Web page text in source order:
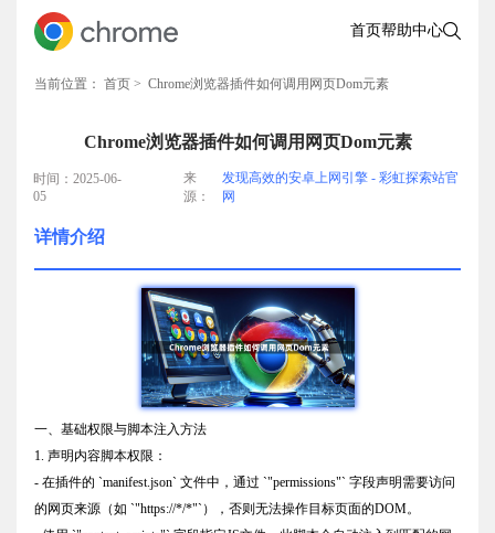
首页帮助中心
当前位置： 首页 > Chrome浏览器插件如何调用网页Dom元素
Chrome浏览器插件如何调用网页Dom元素
时间：2025-06-
05
来
源：
发现高效的安卓上网引擎 - 彩虹探索站官
网
详情介绍
一、基础权限与脚本注入方法
1. 声明内容脚本权限：
- 在插件的 `manifest.json` 文件中，通过 `"permissions"` 字段声明需要访问
的网页来源（如 `"https://*/*"`），否则无法操作目标页面的DOM。